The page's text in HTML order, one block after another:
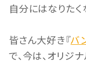
自分にはなりたく
皆さん大好き『バ
で、今は、オリジ